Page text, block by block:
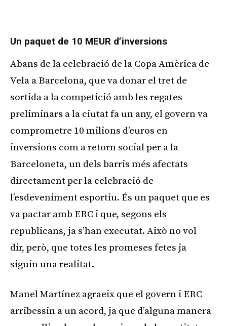
Un paquet de 10 MEUR d’inversions
Abans de la celebració de la Copa Amèrica de
Vela a Barcelona, que va donar el tret de
sortida a la competició amb les regates
preliminars a la ciutat fa un any, el govern va
comprometre 10 milions d’euros en
inversions com a retorn social per a la
Barceloneta, un dels barris més afectats
directament per la celebració de
l’esdeveniment esportiu. És un paquet que es
va pactar amb ERC i que, segons els
republicans, ja s’han executat. Això no vol
dir, però, que totes les promeses fetes ja
siguin una realitat.
Manel Martínez agraeix que el govern i ERC
arribessin a un acord, ja que d’alguna manera